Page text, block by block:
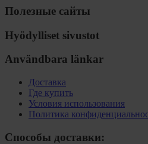
Полезные сайты
Hyödylliset sivustot
Användbara länkar
Доставка
Где купить
Условия использования
Политика
Способы доставки: